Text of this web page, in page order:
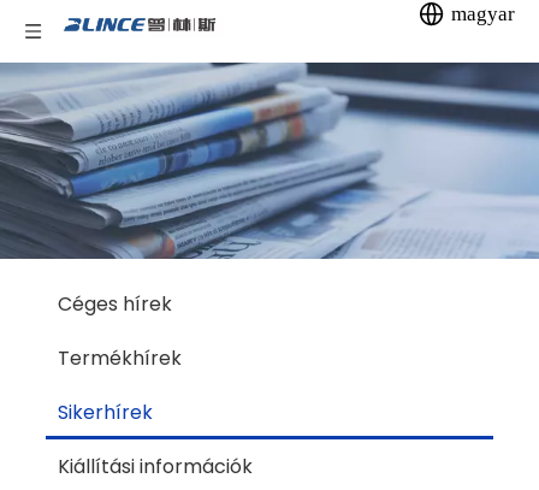
magyar
Céges hírek
Termékhírek
Sikerhírek
Kiállítási információk